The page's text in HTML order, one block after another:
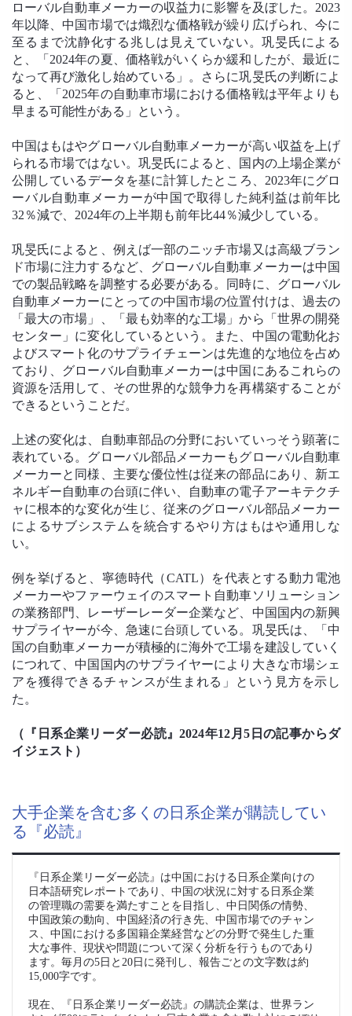
ローバル自動車メーカーの収益力に影響を及ぼした。2023
年以降、中国市場では熾烈な価格戦が繰り広げられ、今に
至るまで沈静化する兆しは見えていない。巩旻氏による
と、「2024年の夏、価格戦がいくらか緩和したが、最近に
なって再び激化し始めている」。さらに巩旻氏の判断によ
ると、「2025年の自動車市場における価格戦は平年よりも
早まる可能性がある」という。
中国はもはやグローバル自動車メーカーが高い収益を上げ
られる市場ではない。巩旻氏によると、国内の上場企業が
公開しているデータを基に計算したところ、2023年にグロ
ーバル自動車メーカーが中国で取得した純利益は前年比
32％減で、2024年の上半期も前年比44％減少している。
巩旻氏によると、例えば一部のニッチ市場又は高級ブラン
ド市場に注力するなど、グローバル自動車メーカーは中国
での製品戦略を調整する必要がある。同時に、グローバル
自動車メーカーにとっての中国市場の位置付けは、過去の
「最大の市場」、「最も効率的な工場」から「世界の開発
センター」に変化しているという。また、中国の電動化お
よびスマート化のサプライチェーンは先進的な地位を占め
ており、グローバル自動車メーカーは中国にあるこれらの
資源を活用して、その世界的な競争力を再構築することが
できるということだ。
上述の変化は、自動車部品の分野においていっそう顕著に
表れている。グローバル部品メーカーもグローバル自動車
メーカーと同様、主要な優位性は従来の部品にあり、新エ
ネルギー自動車の台頭に伴い、自動車の電子アーキテクチ
ャに根本的な変化が生じ、従来のグローバル部品メーカー
によるサブシステムを統合するやり方はもはや通用しな
い。
例を挙げると、寧徳時代（CATL）を代表とする動力電池
メーカーやファーウェイのスマート自動車ソリューション
の業務部門、レーザーレーダー企業など、中国国内の新興
サプライヤーが今、急速に台頭している。巩旻氏は、「中
国の自動車メーカーが積極的に海外で工場を建設していく
につれて、中国国内のサプライヤーにより大きな市場シェ
アを獲得できるチャンスが生まれる」という見方を示し
た。
（『日系企業リーダー必読』2024年12月5日の記事からダ
イジェスト）
大手企業を含む多くの日系企業が購読してい
る『必読』
『日系企業リーダー必読』は中国における日系企業向けの
日本語研究レポートであり、中国の状況に対する日系企業
の管理職の需要を満たすことを目指し、中日関係の情勢、
中国政策の動向、中国経済の行き先、中国市場でのチャン
ス、中国における多国籍企業経営などの分野で発生した重
大な事件、現状や問題について深く分析を行うものであり
ます。毎月の5日と20日に発刊し、報告ごとの文字数は約
15,000字です。
現在、『日系企業リーダー必読』の購読企業は、世界ラン